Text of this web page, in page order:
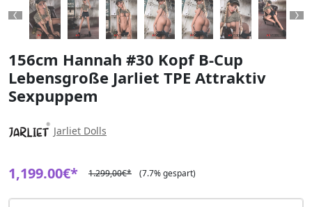
Previous
156cm Hannah #30 Kopf B-Cup
Lebensgroße Jarliet TPE Attraktiv
Sexpuppem
Jarliet Dolls
1,199.00€* 1.299,00€* (7.7% gespart)